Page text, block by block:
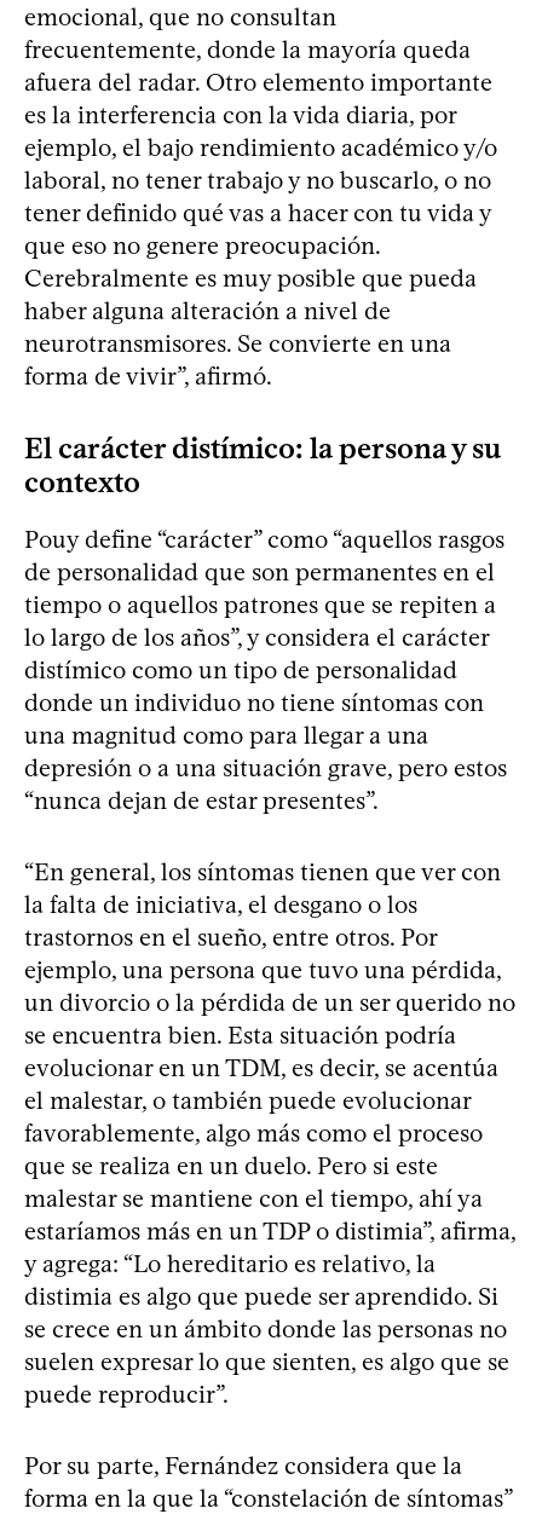
emocional, que no consultan
frecuentemente, donde la mayoría queda
afuera del radar. Otro elemento importante
es la interferencia con la vida diaria, por
ejemplo, el bajo rendimiento académico y/o
laboral, no tener trabajo y no buscarlo, o no
tener definido qué vas a hacer con tu vida y
que eso no genere preocupación.
Cerebralmente es muy posible que pueda
haber alguna alteración a nivel de
neurotransmisores. Se convierte en una
forma de vivir”, afirmó.
El carácter distímico: la persona y su
contexto
Pouy define “carácter” como “aquellos rasgos
de personalidad que son permanentes en el
tiempo o aquellos patrones que se repiten a
lo largo de los años”, y considera el carácter
distímico como un tipo de personalidad
donde un individuo no tiene síntomas con
una magnitud como para llegar a una
depresión o a una situación grave, pero estos
“nunca dejan de estar presentes”.
“En general, los síntomas tienen que ver con
la falta de iniciativa, el desgano o los
trastornos en el sueño, entre otros. Por
ejemplo, una persona que tuvo una pérdida,
un divorcio o la pérdida de un ser querido no
se encuentra bien. Esta situación podría
evolucionar en un TDM, es decir, se acentúa
el malestar, o también puede evolucionar
favorablemente, algo más como el proceso
que se realiza en un duelo. Pero si este
malestar se mantiene con el tiempo, ahí ya
estaríamos más en un TDP o distimia”, afirma,
y agrega: “Lo hereditario es relativo, la
distimia es algo que puede ser aprendido. Si
se crece en un ámbito donde las personas no
suelen expresar lo que sienten, es algo que se
puede reproducir”.
Por su parte, Fernández considera que la
forma en la que la “constelación de síntomas”